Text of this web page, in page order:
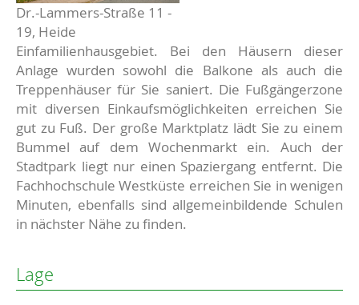
Dr.-Lammers-Straße 11 -
19, Heide
Einfamilienhausgebiet. Bei den Häusern dieser
Anlage wurden sowohl die Balkone als auch die
Treppenhäuser für Sie saniert. Die Fußgängerzone
mit diversen Einkaufsmöglichkeiten erreichen Sie
gut zu Fuß. Der große Marktplatz lädt Sie zu einem
Bummel auf dem Wochenmarkt ein. Auch der
Stadtpark liegt nur einen Spaziergang entfernt. Die
Fachhochschule Westküste erreichen Sie in wenigen
Minuten, ebenfalls sind allgemeinbildende Schulen
in nächster Nähe zu finden.
Lage